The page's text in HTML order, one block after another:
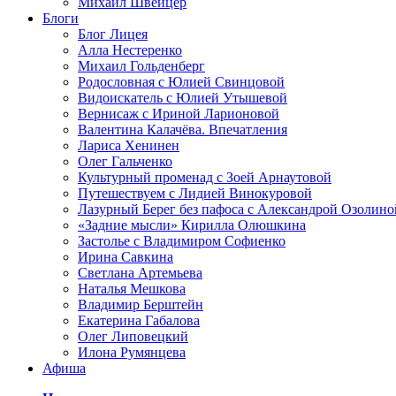
Блоги
Блог Лицея
Алла Нестеренко
Михаил Гольденберг
Родословная с Юлией Свинцовой
Видоискатель с Юлией Утышевой
Вернисаж с Ириной Ларионовой
Валентина Калачёва. Впечатления
Лариса Хенинен
Олег Гальченко
Культурный променад с Зоей Арнаутовой
Путешествуем с Лидией Винокуровой
Лазурный Берег без пафоса с Александрой
«Задние мысли» Кирилла Олюшкина
Застолье с Владимиром Софиенко
Ирина Савкина
Светлана Артемьева
Наталья Мешкова
Владимир Берштейн
Екатерина Габалова
Олег Липовецкий
Илона Румянцева
Афиша